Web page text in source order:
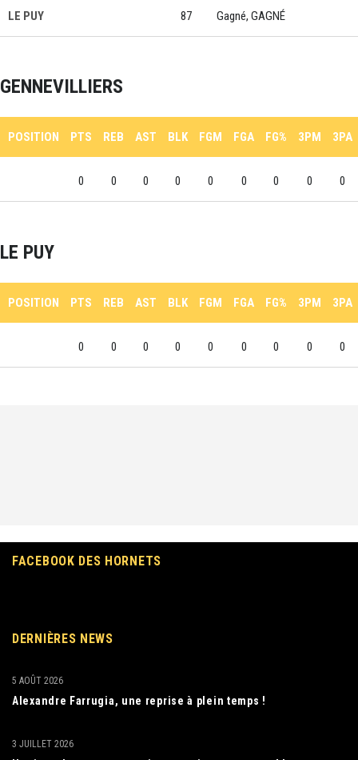
LE PUY 87 Gagné, GAGNÉ
GENNEVILLIERS
POSITION PTS REB AST BLK FGM FGA FG% 3PM 3PA
0 0 0 0 0 0 0 0 0
LE PUY
POSITION PTS REB AST BLK FGM FGA FG% 3PM 3PA
0 0 0 0 0 0 0 0 0
FACEBOOK DES HORNETS
DERNIÈRES NEWS
Alexandre Farrugia, une reprise à plein temps !
5 AOÛT 2026
3 JUILLET 2026